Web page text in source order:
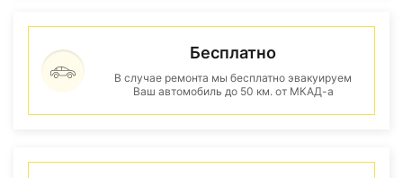
Бесплатно
В случае ремонта мы бесплатно эвакуируем
Ваш автомобиль до 50 км. от МКАД-а